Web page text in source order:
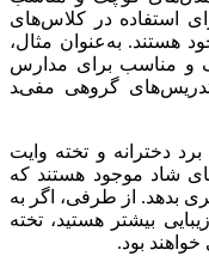
استفاده در کلاس‌های
هستند. به‌عنوان مثال،
که سایزی بزرگ و مناسب برای مدارس
گروهی مفید
دخترانه و تخته وایت
شاد موجود هستند که
بدهد. از طرفی، اگر به
بیشتر هستید، تخته
بود.